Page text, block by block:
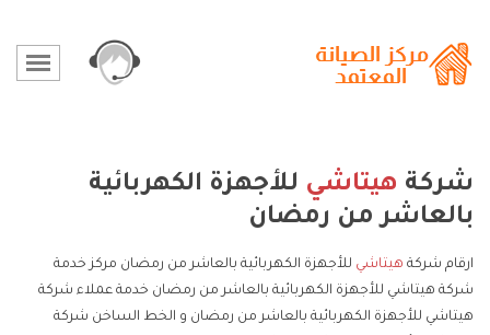
شركة هيتاشي للأجهزة الكهربائية
بالعاشر من رمضان
ارقام شركة هيتاشي للأجهزة الكهربائية بالعاشر من رمضان مركز خدمة
شركة هيتاشي للأجهزة الكهربائية بالعاشر من رمضان خدمة عملاء شركة
هيتاشي للأجهزة الكهربائية بالعاشر من رمضان و الخط الساخن شركة